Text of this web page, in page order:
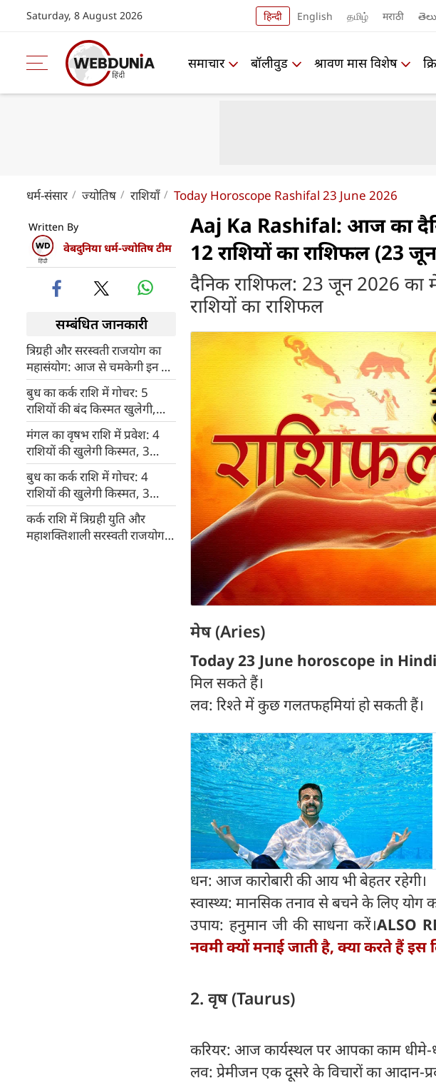
Saturday, 8 August 2026 हिन्दी English தமிழ் मराठी
समाचार बॉलीवुड श्रावण मास विशेष
धर्म-संसार ज्योतिष राशियाँ Today Horoscope Rashifal 23 June 2026
Written By
वेबदुनिया धर्म-ज्योतिष टीम
सम्बंधित जानकारी
त्रिग्रही और सरस्वती राजयोग का
महासंयोग: आज से चमकेगी इन 3
राशियों की किस्मत, क्या आपकी
राशि है शामिल?
बुध का कर्क राशि में गोचर: 5
राशियों की बंद किस्मत खुलेगी,
सफलता और धन लाभ के बनेंगे
प्रबल योग
मंगल का वृषभ राशि में प्रवेश: 4
राशियों की खुलेगी किस्मत, 3
राशियों को रहना होगा बेहद सतर्क
बुध का कर्क राशि में गोचर: 4
राशियों की खुलेगी किस्मत, 3
राशियों को रहना होगा बेहद सतर्क
कर्क राशि में त्रिग्रही युति और
महाशक्तिशाली सरस्वती राजयोग,
Aaj Ka Rashifal: आज का
12 राशियों का राशिफल (23
दैनिक राशिफल: 23 जून 2026
राशियों का राशिफल
मेष (Aries)
Today 23 June horoscope in
मिल सकते हैं।
लव: रिश्ते में कुछ गलतफहमियां हो सकती हैं।
धन: आज कारोबारी की आय भी बेहतर रहेगी।
स्वास्थ्य: मानसिक तनाव से बचने के लिए योग
उपाय: हनुमान जी की साधना करें।ALSO
नवमी क्यों मनाई जाती है, क्या करते हैं इस
2. वृष (Taurus)
करियर: आज कार्यस्थल पर आपका काम धीमे-
लव: प्रेमीजन एक दूसरे के विचारों का आदान-